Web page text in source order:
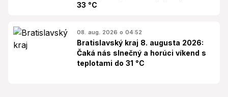
33 °C
08. aug. 2026 o 04:52
Bratislavský kraj 8. augusta 2026:
Čaká nás slnečný a horúci víkend s
teplotami do 31 °C